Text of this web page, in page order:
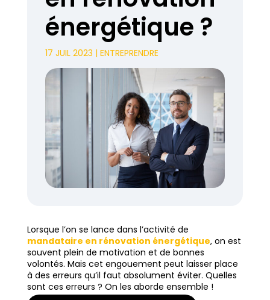
énergétique ?
17 JUIL 2023 | ENTREPRENDRE
Lorsque l’on se lance dans l’activité de
mandataire en rénovation énergétique, on est
souvent plein de motivation et de bonnes
volontés. Mais cet engouement peut laisser place
à des erreurs qu’il faut absolument éviter. Quelles
sont ces erreurs ? On les aborde ensemble !